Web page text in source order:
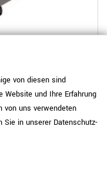
449,00 €
von diesen sind
Website und Ihre Erfahrung
von uns verwendeten
Sie in unserer Daten­schutz­